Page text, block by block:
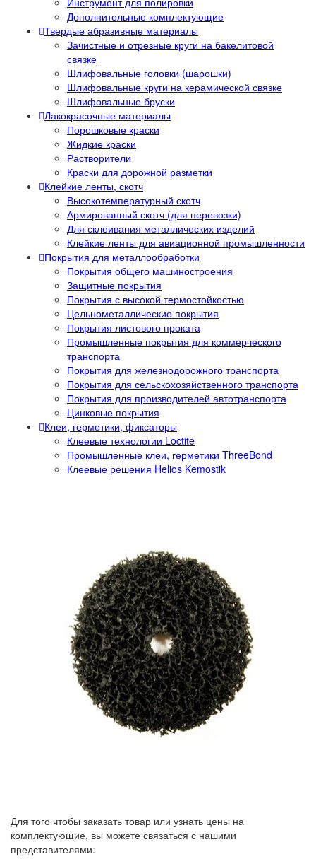
Дополнительные комплектующие
Твердые абразивные материалы
Зачистные и отрезные круги на бакелитовой
связке
Шлифовальные головки (шарошки)
Шлифовальные круги на керамической связке
Шлифовальные бруски
Лакокрасочные материалы
Порошковые краски
Жидкие краски
Растворители
Краски для дорожной разметки
Клейкие ленты, скотч
Высокотемпературный скотч
Армированный скотч (для перевозки)
Для склеивания металлических изделий
Клейкие ленты для авиационной промышленности
Покрытия для металлообработки
Покрытия общего машиностроения
Защитные покрытия
Покрытия с высокой термостойкостью
Цельнометаллические покрытия
Покрытия листового проката
Промышленные покрытия для коммерческого
транспорта
Покрытия для железнодорожного транспорта
Покрытия для сельскохозяйственного транспорта
Покрытия для производителей автотранспорта
Цинковые покрытия
Клеи, герметики, фиксаторы
Клеевые технологии Loctite
Промышленные клеи, герметики ThreeBond
Клеевые решения Helios Kemostik
Для того чтобы заказать товар или узнать цены на
комплектующие, вы можете связаться с нашими
представителями: